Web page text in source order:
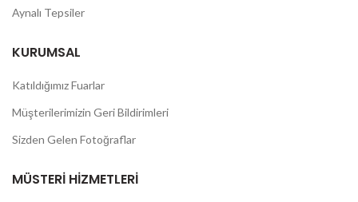
Aynalı Tepsiler
KURUMSAL
Katıldığımız Fuarlar
Müşterilerimizin Geri Bildirimleri
Sizden Gelen Fotoğraflar
MÜSTERI HIZMETLERI